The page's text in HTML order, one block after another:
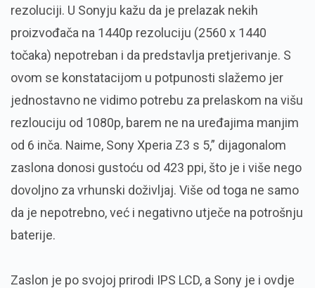
rezoluciji. U Sonyju kažu da je prelazak nekih
proizvođača na 1440p rezoluciju (2560 x 1440
točaka) nepotreban i da predstavlja pretjerivanje. S
ovom se konstatacijom u potpunosti slažemo jer
jednostavno ne vidimo potrebu za prelaskom na višu
rezlouciju od 1080p, barem ne na uređajima manjim
od 6 inča. Naime, Sony Xperia Z3 s 5,” dijagonalom
zaslona donosi gustoću od 423 ppi, što je i više nego
dovoljno za vrhunski doživljaj. Više od toga ne samo
da je nepotrebno, već i negativno utječe na potrošnju
baterije.
Zaslon je po svojoj prirodi IPS LCD, a Sony je i ovdje